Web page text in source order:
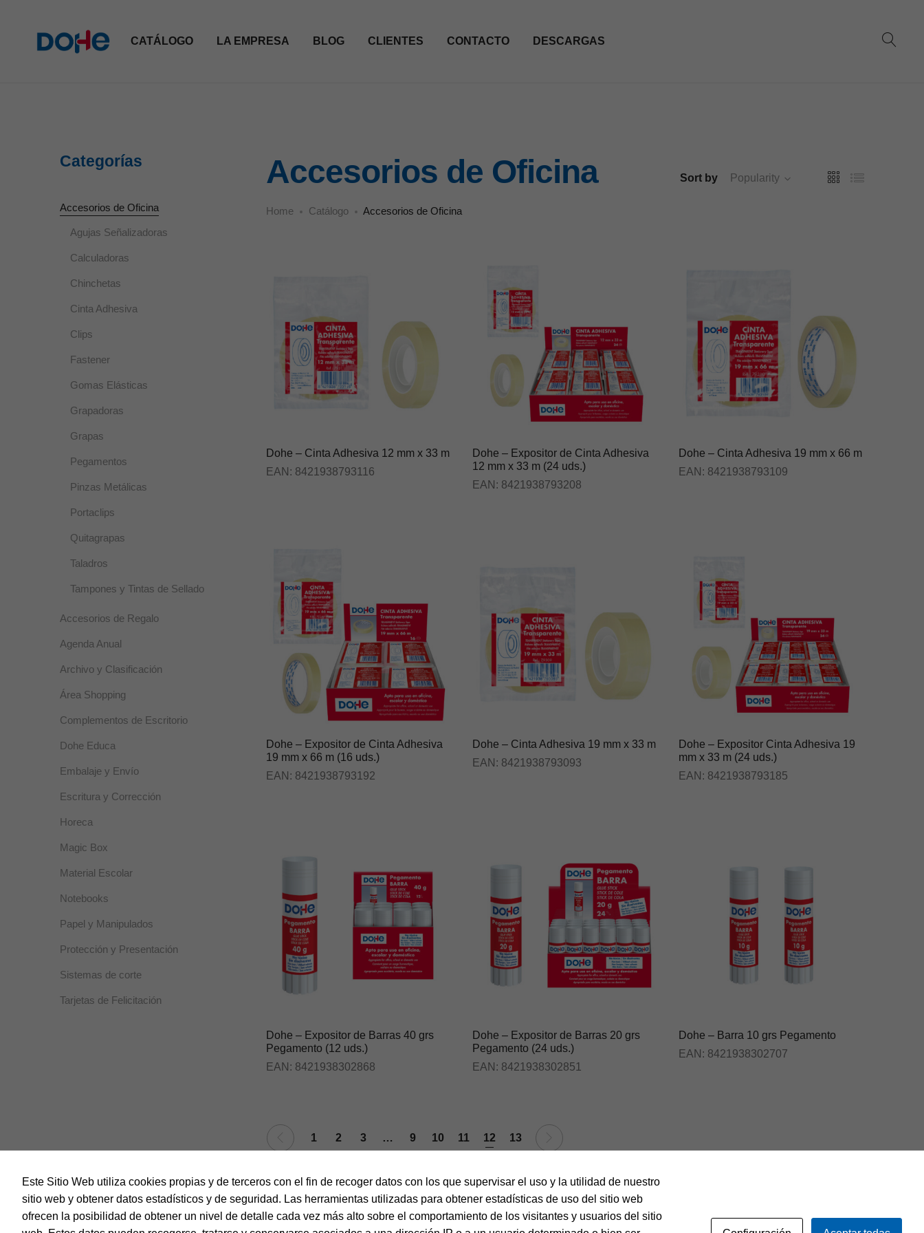
CATÁLOGO LA EMPRESA BLOG CLIENTES CONTACTO DESCARGAS
Accesorios de Oficina
Home Catálogo Accesorios de Oficina
Sort by Popularity
Dohe – Cinta Adhesiva 12 mm x 33 m
EAN: 8421938793116
Dohe – Expositor de Cinta Adhesiva
12 mm x 33 m (24 uds.)
EAN: 8421938793208
Dohe – Cinta Adhesiva 19 mm x 66 m
EAN: 8421938793109
Dohe – Expositor de Cinta Adhesiva
19 mm x 66 m (16 uds.)
EAN: 8421938793192
Dohe – Cinta Adhesiva 19 mm x 33 m
EAN: 8421938793093
Dohe – Expositor Cinta Adhesiva 19
mm x 33 m (24 uds.)
EAN: 8421938793185
Dohe – Expositor de Barras 40 grs
Pegamento (12 uds.)
EAN: 8421938302868
Dohe – Expositor de Barras 20 grs
Pegamento (24 uds.)
EAN: 8421938302851
Dohe – Barra 10 grs Pegamento
EAN: 8421938302707
1 2 3 … 9 10 11 12 13
Categorías
Accesorios de Oficina
Agujas Señalizadoras
Calculadoras
Chinchetas
Cinta Adhesiva
Clips
Fastener
Gomas Elásticas
Grapadoras
Grapas
Pegamentos
Pinzas Metálicas
Portaclips
Quitagrapas
Taladros
Tampones y Tintas de Sellado
Accesorios de Regalo
Agenda Anual
Archivo y Clasificación
Área Shopping
Complementos de Escritorio
Dohe Educa
Embalaje y Envío
Escritura y Corrección
Horeca
Magic Box
Material Escolar
Notebooks
Papel y Manipulados
Protección y Presentación
Sistemas de corte
Tarjetas de Felicitación
Este Sitio Web utiliza cookies propias y de terceros con el fin de recoger datos con los que supervisar el uso y la utilidad de nuestro
sitio web y obtener datos estadísticos y de seguridad. Las herramientas utilizadas para obtener estadísticas de uso del sitio web
ofrecen la posibilidad de obtener un nivel de detalle cada vez más alto sobre el comportamiento de los visitantes y usuarios del sitio